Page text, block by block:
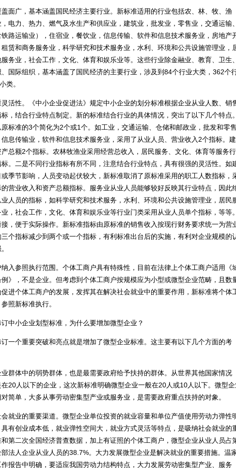
面广，基本涵盖国民经济主要行业。新标准适用的行业包括农、林、牧、渔
电力、热力、燃气及水生产和供应业，建筑业，批发业，零售业，交通运输、
路运输业），住宿业，餐饮业，信息传输、软件和信息技术服务业，房地产
赁和商务服务业，科学研究和技术服务业，水利、环境和公共设施管理业，
务业，社会工作，文化、体育和娱乐业等。这些行业除金融业、教育、卫生、
国际组织，基本涵盖了国民经济的主要行业，涉及到84个行业大类，362个
类。
活性。《中小企业促进法》规定中小企业的划分标准根据企业从业人数、销
，结合行业特点制定。新的标准结合行业的具体情况，突出了以下几个特点。
标准的3个简化为2个或1个。如工业，交通运输、仓储和邮政业，批发和零售
息传输业，软件和信息技术服务业，采用了从业人员、营业收入2个指标。
总额2个指标。农林牧渔业采用经营总收入，居民服务、文化、体育等服务
。二是不同行业指标有所不同，注意结合行业特点，具有很强的灵活性。如
季节影响，人员变动起伏较大，新标准取消了原标准采用的职工人数指标，
营业收入和资产总额指标。服务业从业人员能够较好反映其行业特点，因此
人员的指标，如科学研究和技术服务，水利、环境和公共设施管理业，居民
，社会工作，文化、体育和娱乐业等行业门类采用从业人员单个指标，等等。
，便于实际操作。新标准指标由原标准的销售收入按现行财务要求统一为营
个指标减少到两个或一个指标，有利标准出台后的实施，有利对企业规模的
入参照执行范围。个体工商户具有特殊性，目前在法律上个体工商户适用《
》，不是企业。但考虑到个体工商户按规模应为小型或微型企业范畴，且数
进个体工商户的发展，发挥其在解决社会就业中的重要作用，新标准将个体
照新标准执行。
中小企业划型标准，为什么要增加微型企业？
一个重要突破和亮点就是增加了微型企业标准。这主要有以下几个方面的考
群体中的弱势群体，也是最需要政府给予扶持的群体。从世界其他国家情况
20人以下的企业，这次新标准明确微型企业一般在20人或10人以下。微型企
简单，大多从事劳动密集型产业或服务业，是需要政府重点扶持的对象。
就业的重要渠道。微型企业单位投资的就业容量和单位产值使用劳动力弹性
有创业成本低，就业弹性空间大，就业方式灵活等特点，是吸纳社会就业的
第二次全国经济普查数据，加上有证照的个体工商户，微型企业从业人员占
法人企业从业人员的38.7%。大力发展微型企业是解决就业的重要措施。温
报告中明确，要适应我国劳动力结构特点，大力发展劳动密集型产业、服务